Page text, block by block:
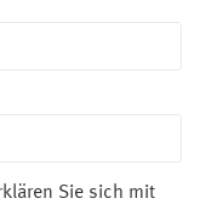
Sie sich mit